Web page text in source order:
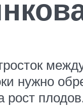
нужно
рост плодов.